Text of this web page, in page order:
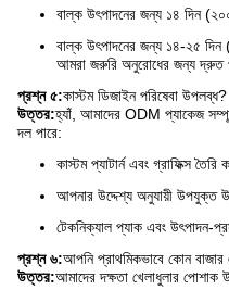
বাল্ক উৎপাদনের জন্য ১৪ দিন
বাল্ক উৎপাদনের জন্য ১৪-২৫ দিন
আমরা জরুরি অনুরোধের জন্য দ্রুত
প্রশ্ন ৫:কাস্টম ডিজাইন পরিষেবা উপলব্ধ?
উত্তর:হ্যাঁ, আমাদের ODM প্যাকেজ
দল পারে:
কাস্টম প্যাটার্ন এবং গ্রাফিক্স তৈরি
আপনার উদ্দেশ্য অনুযায়ী উপযুক্ত
টেকনিক্যাল প্যাক এবং
প্রশ্ন ৬:আপনি প্রাথমিকভাবে কোন বাজার
উত্তর:আমাদের দক্ষতা খেলাধুলার পোশাক